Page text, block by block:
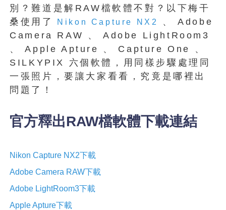
別？難道是解RAW檔軟體不對？以下梅干
桑使用了
Nikon Capture NX2
、 Adobe
Camera RAW 、 Adobe LightRoom3
、 Apple Apture 、 Capture One 、
SILKYPIX 六個軟體，用同樣步驟處理同
一張照片，要讓大家看看，究竟是哪裡出
問題了！
官方釋出RAW檔軟體下載連結
Nikon Capture NX2下載
Adobe Camera RAW下載
Adobe LightRoom3下載
Apple Apture下載